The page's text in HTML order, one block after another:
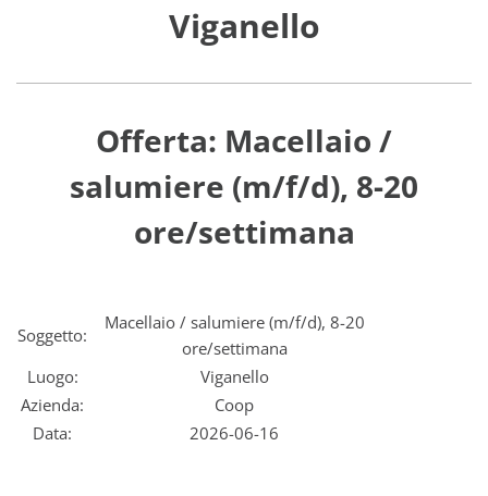
Viganello
Offerta: Macellaio /
salumiere (m/f/d), 8-20
ore/settimana
Soggetto:
Macellaio / salumiere (m/f/d), 8-20
ore/settimana
Luogo:
Viganello
Azienda:
Coop
Data:
2026-06-16